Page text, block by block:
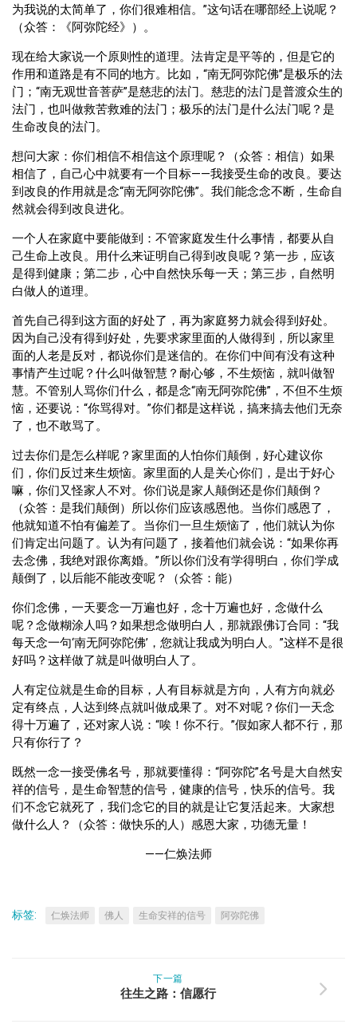
为我说的太简单了，你们很难相信。”这句话在哪部经上说呢？
（众答：《阿弥陀经》）。
现在给大家说一个原则性的道理。法肯定是平等的，但是它的
作用和道路是有不同的地方。比如，“南无阿弥陀佛”是极乐的法
门；“南无观世音菩萨”是慈悲的法门。慈悲的法门是普渡众生的
法门，也叫做救苦救难的法门；极乐的法门是什么法门呢？是
生命改良的法门。
想问大家：你们相信不相信这个原理呢？（众答：相信）如果
相信了，自己心中就要有一个目标——我接受生命的改良。要达
到改良的作用就是念“南无阿弥陀佛”。我们能念念不断，生命自
然就会得到改良进化。
一个人在家庭中要能做到：不管家庭发生什么事情，都要从自
己生命上改良。用什么来证明自己得到改良呢？第一步，应该
是得到健康；第二步，心中自然快乐每一天；第三步，自然明
白做人的道理。
首先自己得到这方面的好处了，再为家庭努力就会得到好处。
因为自己没有得到好处，先要求家里面的人做得到，所以家里
面的人老是反对，都说你们是迷信的。在你们中间有没有这种
事情产生过呢？什么叫做智慧？耐心够，不生烦恼，就叫做智
慧。不管别人骂你们什么，都是念“南无阿弥陀佛”，不但不生烦
恼，还要说：“你骂得对。”你们都是这样说，搞来搞去他们无奈
了，也不敢骂了。
过去你们是怎么样呢？家里面的人怕你们颠倒，好心建议你
们，你们反过来生烦恼。家里面的人是关心你们，是出于好心
嘛，你们又怪家人不对。你们说是家人颠倒还是你们颠倒？
（众答：是我们颠倒）所以你们应该感恩他。当你们感恩了，
他就知道不怕有偏差了。当你们一旦生烦恼了，他们就认为你
们肯定出问题了。认为有问题了，接着他们就会说：“如果你再
去念佛，我绝对跟你离婚。”所以你们没有学得明白，你们学成
颠倒了，以后能不能改变呢？（众答：能）
你们念佛，一天要念一万遍也好，念十万遍也好，念做什么
呢？念做糊涂人吗？如果想念做明白人，那就跟佛订合同：“我
每天念一句‘南无阿弥陀佛’，您就让我成为明白人。”这样不是很
好吗？这样做了就是叫做明白人了。
人有定位就是生命的目标，人有目标就是方向，人有方向就必
定有终点，人达到终点就叫做成果了。对不对呢？你们一天念
得十万遍了，还对家人说：“唉！你不行。”假如家人都不行，那
只有你行了？
既然一念一接受佛名号，那就要懂得：“阿弥陀”名号是大自然安
祥的信号，是生命智慧的信号，健康的信号，快乐的信号。我
们不念它就死了，我们念它的目的就是让它复活起来。大家想
做什么人？（众答：做快乐的人）感恩大家，功德无量！
——仁焕法师
标签: 仁焕法师 佛人 生命安祥的信号 阿弥陀佛
下一篇
往生之路：信愿行